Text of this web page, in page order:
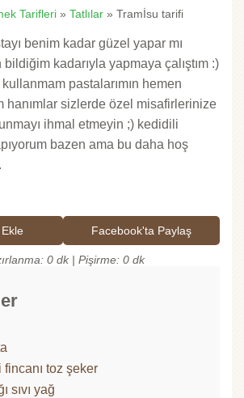
Tarifleri » Tatlılar » Tramİsu tarifi
benim kadar güzel yapar mı
kadarıyla yapmaya çalıştım :)
pastalarımın hemen
hanımlar sizlerde özel misafirlerinize
ihmal etmeyin ;) kedidili
bazen ama bu daha hoş
Facebook'ta Paylaş
0 dk | Pişirme: 0 dk
toz şeker
sıvı yağ